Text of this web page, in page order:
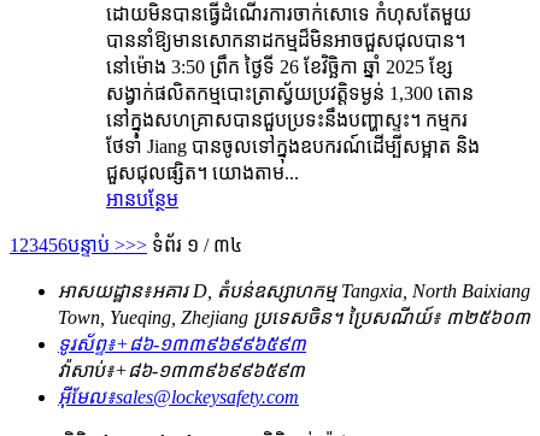
ដោយ​មិន​បាន​ធ្វើ​ដំណើរការ​ចាក់សោ​ទេ កំហុស​តែ​មួយ​
បាន​នាំ​ឱ្យ​មាន​សោកនាដកម្ម​ដ៏​មិន​អាច​ជួសជុល​បាន។
នៅ​ម៉ោង 3:50 ព្រឹក ថ្ងៃទី 26 ខែវិច្ឆិកា ឆ្នាំ 2025 ខ្សែ​
សង្វាក់​ផលិតកម្ម​បោះ​ត្រា​ស្វ័យប្រវត្តិ​ទម្ងន់ 1,300 តោន​
នៅ​ក្នុង​សហគ្រាស​បាន​ជួប​ប្រទះ​នឹង​បញ្ហា​ស្ទះ។ កម្មករ​
ថែទាំ Jiang បាន​ចូល​ទៅ​ក្នុង​ឧបករណ៍​ដើម្បី​សម្អាត និង​
ជួសជុល​ផ្សិត។ យោងតាម...
អានបន្ថែម
1 23456បន្ទាប់ >>> ទំព័រ ១ / ៣៤
អាសយដ្ឋាន៖អគារ D, តំបន់ឧស្សាហកម្ម Tangxia, North Baixiang
Town, Yueqing, Zhejiang ប្រទេសចិន។ ប្រៃសណីយ៍៖ ៣២៥៦០៣
ទូរស័ព្ទ៖+៨៦-១៣៣៩៦៩៩៦៥៩៣
វ៉ាសាប់៖+៨៦-១៣៣៩៦៩៩៦៥៩៣
អ៊ីមែល៖sales@lockeysafety.com